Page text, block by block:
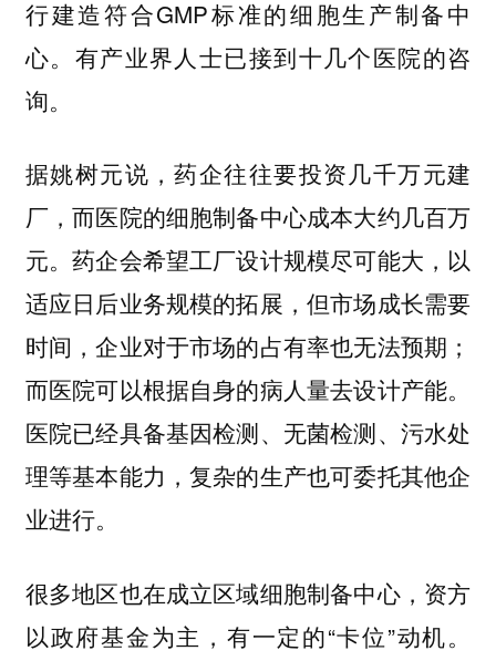
行建造符合GMP标准的细胞生产制备中
心。有产业界人士已接到十几个医院的咨
询。
据姚树元说，药企往往要投资几千万元建
厂，而医院的细胞制备中心成本大约几百万
元。药企会希望工厂设计规模尽可能大，以
适应日后业务规模的拓展，但市场成长需要
时间，企业对于市场的占有率也无法预期；
而医院可以根据自身的病人量去设计产能。
医院已经具备基因检测、无菌检测、污水处
理等基本能力，复杂的生产也可委托其他企
业进行。
很多地区也在成立区域细胞制备中心，资方
以政府基金为主，有一定的“卡位”动机。